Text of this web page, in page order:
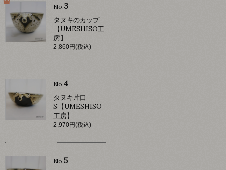
No.3
タヌキのカップ
【UMESHISO工
房】
2,860円(税込)
No.4
タヌキ片口
S【UMESHISO
工房】
2,970円(税込)
No.5